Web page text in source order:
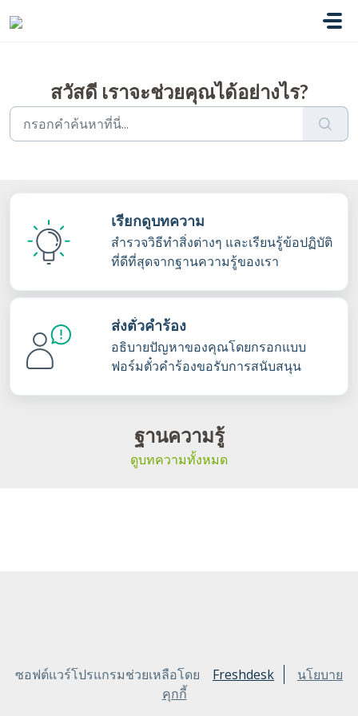
สวัสดี เราจะช่วยคุณได้อย่างไร?
เรียกดูบทความ
สำรวจวิธีทำสิ่งต่างๆ และเรียนรู้ข้อปฏิบัติ
ที่ดีที่สุดจากฐานความรู้ของเรา
ส่งตั๋วคำร้อง
อธิบายปัญหาของคุณโดยกรอกแบบ
ฟอร์มตั๋วคำร้องขอรับการสนับสนุน
ฐานความรู้
ดูบทความทั้งหมด
ซอฟต์แวร์โปรแกรมช่วยเหลือโดย Freshdesk
นโยบาย
คุกกี้